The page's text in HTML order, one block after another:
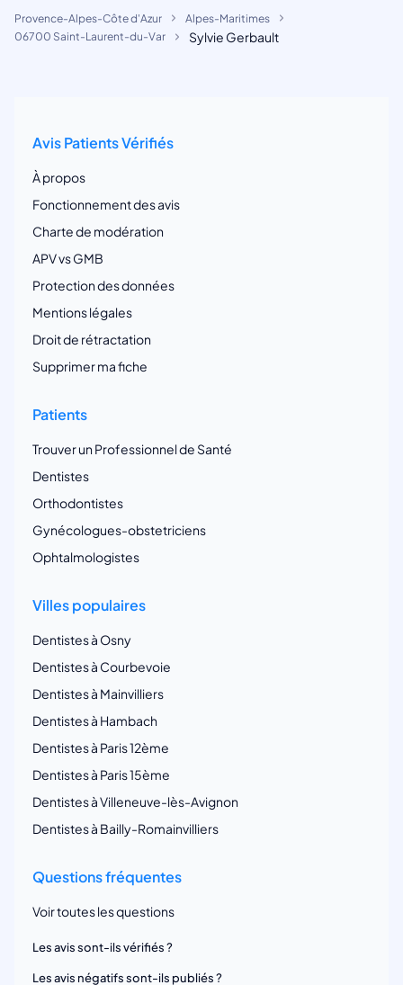
Provence-Alpes-Côte d'Azur
Alpes-Maritimes
06700 Saint-Laurent-du-Var
Sylvie Gerbault
Avis Patients Vérifiés
À propos
Fonctionnement des avis
Charte de modération
APV vs GMB
Protection des données
Mentions légales
Droit de rétractation
Supprimer ma fiche
Patients
Trouver un Professionnel de Santé
Dentistes
Orthodontistes
Gynécologues-obstetriciens
Ophtalmologistes
Villes populaires
Dentistes à Osny
Dentistes à Courbevoie
Dentistes à Mainvilliers
Dentistes à Hambach
Dentistes à Paris 12ème
Dentistes à Paris 15ème
Dentistes à Villeneuve-lès-Avignon
Dentistes à Bailly-Romainvilliers
Questions fréquentes
Voir toutes les questions
Les avis sont-ils vérifiés ?
Les avis négatifs sont-ils publiés ?